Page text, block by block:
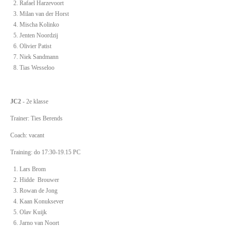
Rafael Harzevoort
Milan van der Horst
Mischa Kolinko
Jenten Noordzij
Olivier Patist
Niek Sandmann
Tias Wesseloo
JC2 - 2e klasse
Trainer: Ties Berends
Coach: vacant
Training: do 17:30-19.15 PC
Lars Brom
Hidde Brouwer
Rowan de Jong
Kaan Konuksever
Olav Kuijk
Jarno van Noort